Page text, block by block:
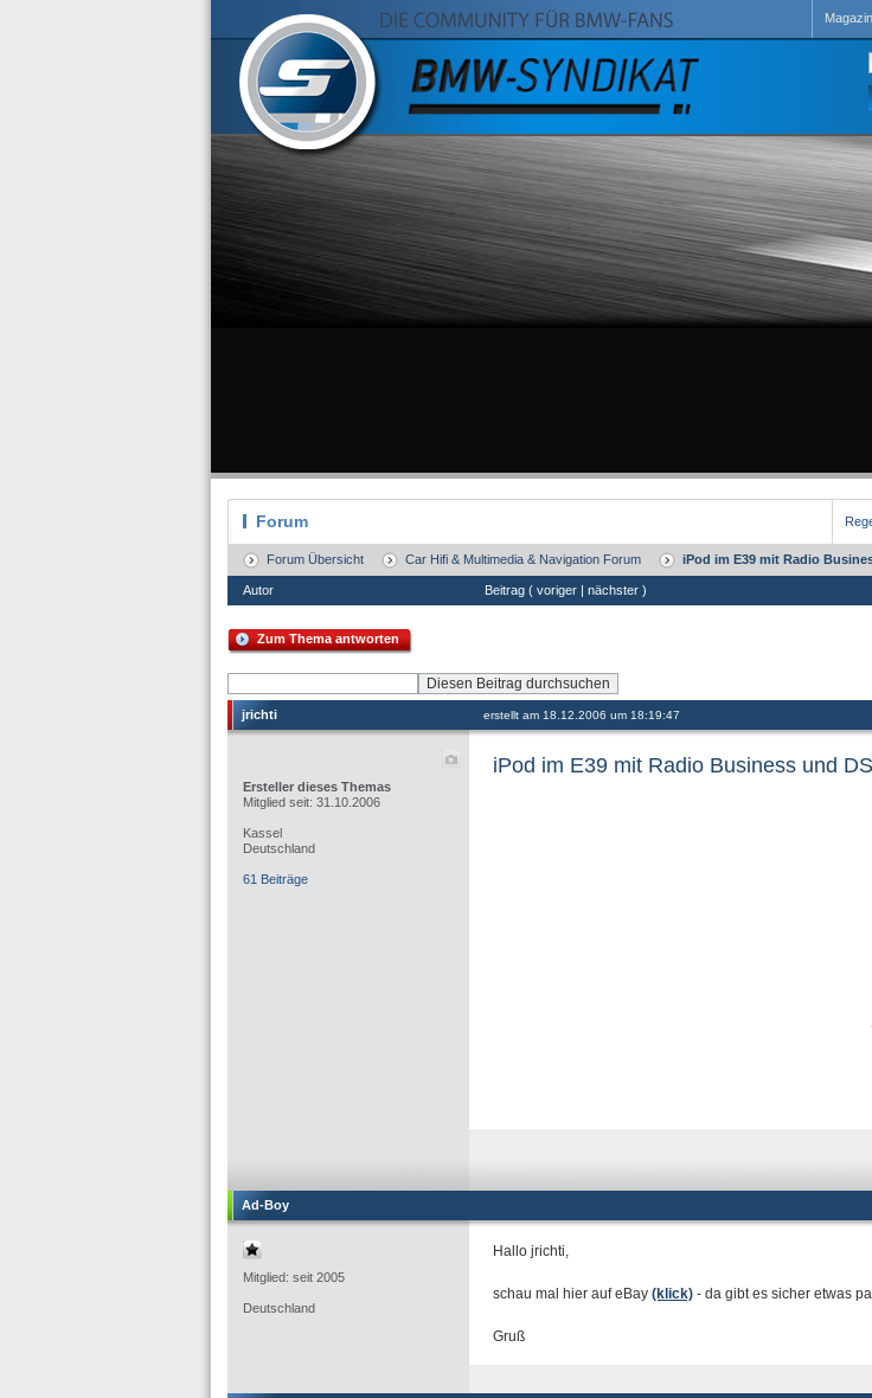
Magazin
Forum
Forum Übersicht Car Hifi & Multimedia & Navigation Forum iPod im E39 mit Radio
Autor Beitrag ( voriger | nächster )
Zum Thema antworten
jrichti erstellt am 18.12.2006 um 18:19:47
Ersteller dieses Themas
Mitglied seit: 31.10.2006
Kassel
Deutschland
61 Beiträge
iPod im E39 mit Radio Business und
Ad-Boy
Mitglied: seit 2005
Deutschland
Hallo jrichti,
schau mal hier auf eBay (klick) - da gibt es sicher etwas
Gruß